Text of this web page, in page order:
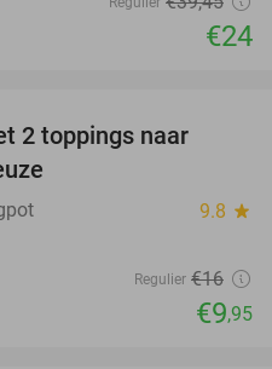
€24
2 toppings naar
9.8 star
Regulier €16
€9,95